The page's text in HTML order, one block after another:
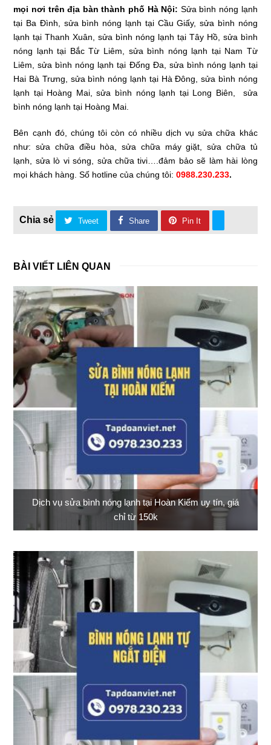
mọi nơi trên địa bàn thành phố Hà Nội: Sửa bình nóng lạnh
tại Ba Đình, sửa bình nóng lạnh tại Cầu Giấy, sửa bình nóng
lạnh tại Thanh Xuân, sửa bình nóng lạnh tại Tây Hồ, sửa bình
nóng lạnh tại Bắc Từ Liêm, sửa bình nóng lạnh tại Nam Từ
Liêm, sửa bình nóng lạnh tại Đống Đa, sửa bình nóng lạnh tại
Hai Bà Trưng, sửa bình nóng lạnh tại Hà Đông, sửa bình nóng
lạnh tại Hoàng Mai, sửa bình nóng lạnh tại Long Biên, sửa
bình nóng lạnh tại Hoàng Mai.
Bên cạnh đó, chúng tôi còn có nhiều dịch vụ sửa chữa khác
như: sửa chữa điều hòa, sửa chữa máy giặt, sửa chữa tủ
lạnh, sửa lò vi sóng, sửa chữa tivi….đảm bảo sẽ làm hài lòng
mọi khách hàng. Số hotline của chúng tôi:0988.230.233.
Tweet Share Pin It
BÀI VIẾT LIÊN QUAN
Dịch vụ sửa bình nóng lạnh tại Hoàn Kiếm uy tín, giá
chỉ từ 150k